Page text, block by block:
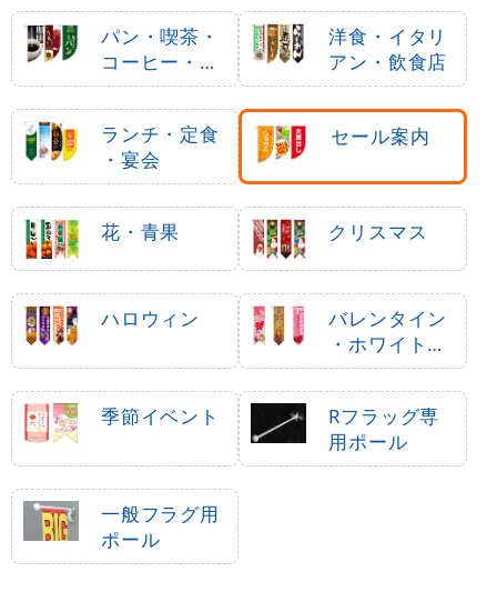
パン・喫茶・
コーヒー・洋
菓子
洋食・イタリ
アン・飲食店
ランチ・定食
・宴会
セール案内
花・青果 クリスマス
ハロウィン
バレンタイン
・ホワイトデ
ー
季節イベント
Rフラッグ専
用ポール
一般フラグ用
ポール